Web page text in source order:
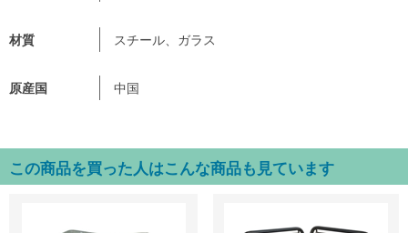
材質 スチール、ガラス
原産国 中国
この商品を買った人はこんな商品も見ています